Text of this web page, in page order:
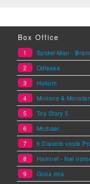
Box Office
1
Spider-Man -
2
Odissea
3
Hokum
4
Minions &
5
Toy Story 5
6
Michael
7
Il Diavolo veste
8
Hamnet - Nel
9
Gioia mia